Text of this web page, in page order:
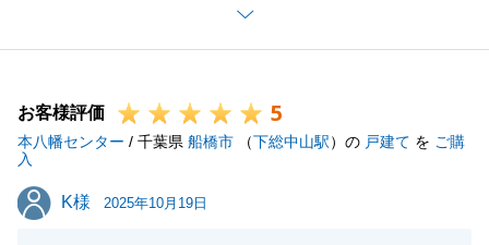
ては、事務所のチームと打ち合わせををさせていただ
き、わかりやすくご説明することに努めさせていただ
しかし、今回のご成約については、様々なご依頼事項
やお願い等についてＩ様に大変ご協力いただいたから
ご成約になったことで、これからご連絡の機会は少な
お客様評価 5
本八幡センター / 千葉県 船橋市 （下総中山駅）の 戸建て を ご購
入
K様
K様 2025年10月19日